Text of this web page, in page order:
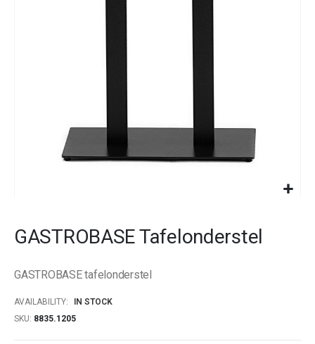
the
the
gallery
GASTROBASE Tafelonderstel
GASTROBASE tafelonderstel
AVAILABILITY:
IN STOCK
SKU 8835.1205